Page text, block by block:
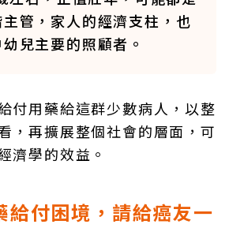
管，家人的經濟支柱，也
兒主要的照顧者。
付用藥給這群少數病人，以整
，再擴展整個社會的層面，可
濟學的效益。
給付困境，請給癌友一